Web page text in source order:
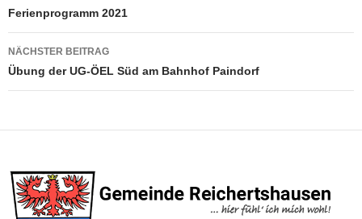
Ferienprogramm 2021
NÄCHSTER BEITRAG
Übung der UG-ÖEL Süd am Bahnhof Paindorf